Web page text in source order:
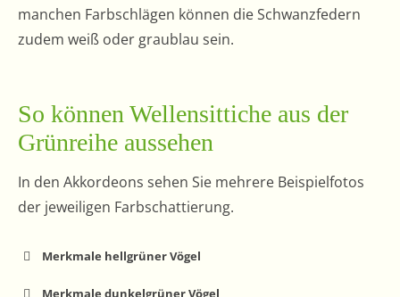
manchen Farbschlägen können die Schwanzfedern
zudem weiß oder graublau sein.
So können Wellensittiche aus der
Grünreihe aussehen
In den Akkordeons sehen Sie mehrere Beispielfotos
der jeweiligen Farbschattierung.
Merkmale hellgrüner Vögel
Merkmale dunkelgrüner Vögel